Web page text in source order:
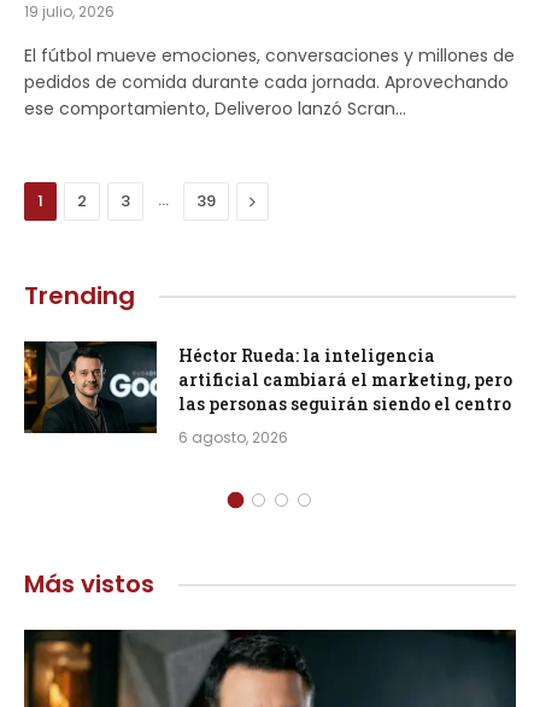
19 julio, 2026
El fútbol mueve emociones, conversaciones y millones de
pedidos de comida durante cada jornada. Aprovechando
ese comportamiento, Deliveroo lanzó Scran…
1 2 3 … 39 Next
Trending
Héctor Rueda: la inteligencia
artificial cambiará el marketing, pero
las personas seguirán siendo el centro
6 agosto, 2026
Más vistos